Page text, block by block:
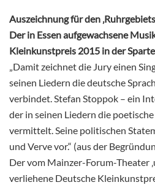
Auszeichnung für den
Der in Essen aufgewachsene
Kleinkunstpreis 2015 in der
„Damit zeichnet die Jury einen
seinen Liedern die deutsche
verbindet. Stefan Stoppok – ein
der in seinen Liedern die
vermittelt. Seine politischen
und Verve vor.“ (aus der
Der vom Mainzer-Forum-Theater
verliehene Deutsche